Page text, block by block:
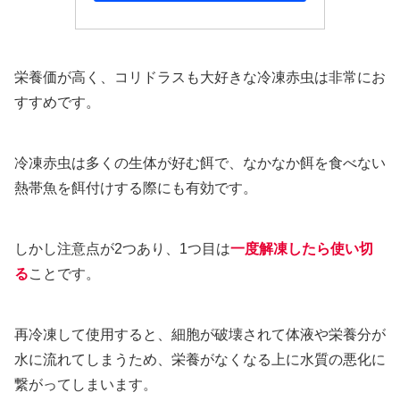
栄養価が高く、コリドラスも大好きな冷凍赤虫は非常にお
すすめです。
冷凍赤虫は多くの生体が好む餌で、なかなか餌を食べない
熱帯魚を餌付けする際にも有効です。
しかし注意点が2つあり、1つ目は一度解凍したら使い切
ることです。
再冷凍して使用すると、細胞が破壊されて体液や栄養分が
水に流れてしまうため、栄養がなくなる上に水質の悪化に
繋がってしまいます。